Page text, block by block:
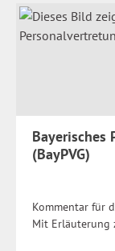
Bayerisches
(BayPVG)
Kommentar für
Mit Erläuterung